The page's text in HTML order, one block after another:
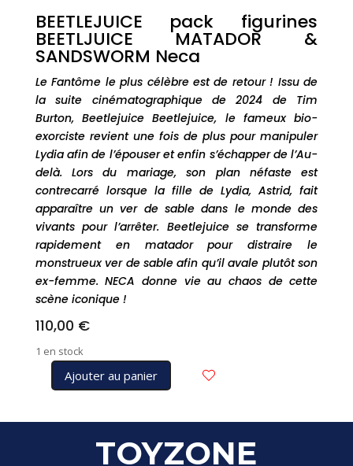
BEETLEJUICE pack figurines
BEETLJUICE MATADOR &
SANDSWORM Neca
Le Fantôme le plus célèbre est de retour ! Issu de
la suite cinématographique de 2024 de Tim
Burton, Beetlejuice Beetlejuice, le fameux bio-
exorciste revient une fois de plus pour manipuler
Lydia afin de l’épouser et enfin s’échapper de l’Au-
delà. Lors du mariage, son plan néfaste est
contrecarré lorsque la fille de Lydia, Astrid, fait
apparaître un ver de sable dans le monde des
vivants pour l’arrêter. Beetlejuice se transforme
rapidement en matador pour distraire le
monstrueux ver de sable afin qu’il avale plutôt son
ex-femme. NECA donne vie au chaos de cette
scène iconique !
110,00 €
1 en stock
quantité
BEETLEJUICE
Ajouter au panier
TOYZONE